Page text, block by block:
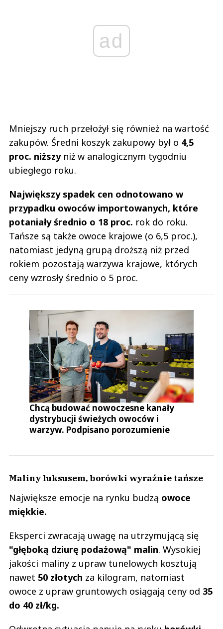
ad
Mniejszy ruch przełożył się również na wartość
zakupów. Średni koszyk zakupowy był o 4,5
proc. niższyniż w analogicznym tygodniu
ubiegłego roku.
Największy spadek cen odnotowano w
przypadku owoców importowanych, które
potaniały średnio o 18 proc. rok do roku.
Tańsze są także owoce krajowe (o 6,5 proc.),
natomiast jedyną grupą droższą niż przed
rokiem pozostają warzywa krajowe, których
ceny wzrosły średnio o 5 proc.
Chcą budować nowoczesne kanały
dystrybucji świeżych owoców i
warzyw. Podpisano porozumienie
Maliny luksusem, borówki wyraźnie tańsze
Największe emocje na rynku budzą owoce
miękkie.
Eksperci zwracają uwagę na utrzymującą się
"głęboką dziurę podażową" malin. Wysokiej
jakości maliny z upraw tunelowych kosztują
nawet 50 złotych za kilogram, natomiast
owoce z upraw gruntowych osiągają ceny od 35
do 40 zł/kg.